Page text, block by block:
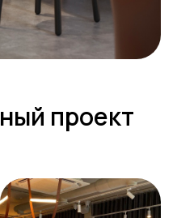
проект